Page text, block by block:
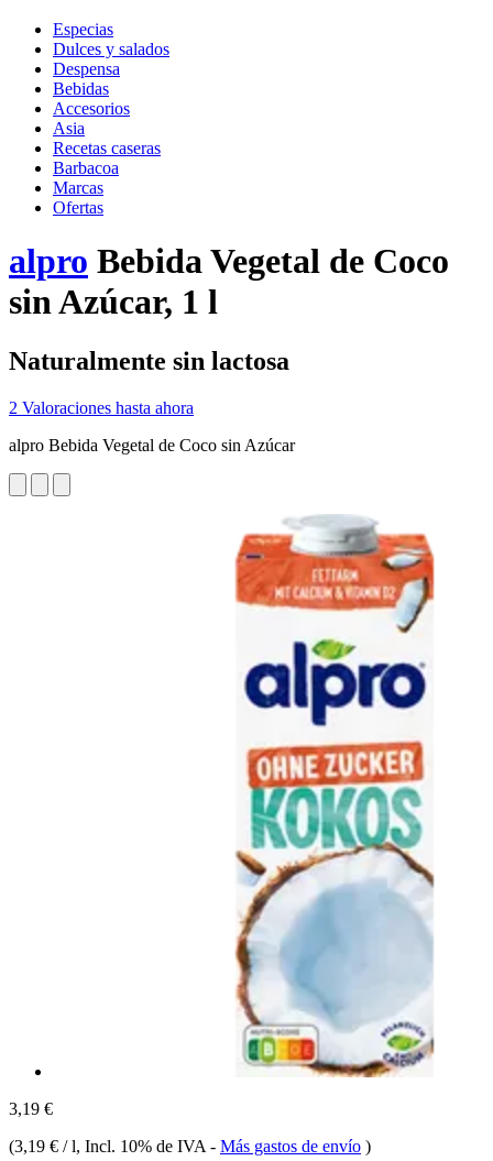
Especias
Dulces y salados
Despensa
Bebidas
Accesorios
Asia
Recetas caseras
Barbacoa
Marcas
Ofertas
alpro Bebida Vegetal de Coco
sin Azúcar, 1 l
Naturalmente sin lactosa
2 Valoraciones hasta ahora
alpro Bebida Vegetal de Coco sin Azúcar
3,19 €
(3,19 € / l, Incl. 10% de IVA - Más gastos de envío )